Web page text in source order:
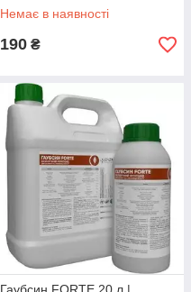
Немає в наявності
190 ₴